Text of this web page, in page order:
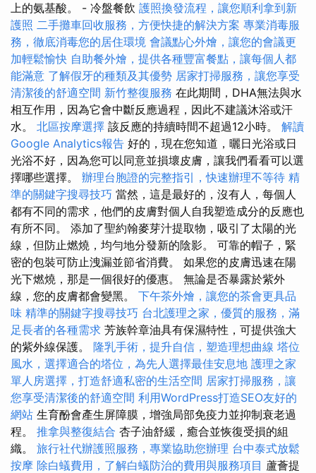
上的氨基酸。 - 冷盤餐飲 護照換發流程，讓您順利拿到新
護照 二手攤車回收服務，方便快捷的解決方案 專業消毒服
務，徹底消毒您的居住環境 會議點心外燴，讓您的會議更
加輕鬆愉快 自助餐外燴，提供各種豐富餐點，讓每個人都
能滿意 了解假牙的種類及其優勢 居家打掃服務，讓您享受
清潔後的舒適空間 新竹整復服務 在此期間，DHA無法與水
相互作用，因為它會中斷反應過程，因此不建議沐浴或汗
水。 北區按摩選擇 該反應的持續時間不超過12小時。 解讀
Google Analytics報告 好的，現在您知道，曬日光浴或日
光浴不好，因為您可以同意並損壞皮膚，讓我們看看可以選
擇哪些選擇。 辦理台胞證的完整指引，快速辦理不等待 精
準的關鍵字搜尋技巧 當然，這是最好的，沒有人，每個人
都有不同的需求，他們的皮膚對個人自我塑造成分的反應也
有所不同。 添加了聖約翰麥芽汁提取物，吸引了太陽的光
線，但防止燃燒，均勻地分發新的陰影。 可靠的帽子，緊
密的包裝可防止洩漏並節省消費。 如果您的皮膚迅速在陽
光下燃燒，那是一個很好的優惠。 無論是否暴露於紫外
線，您的皮膚都會變黑。 下午茶外燴，讓您的茶會更具品
味 精準的關鍵字搜尋技巧 台北護理之家，優質的服務，滿
足長者的各種需求 芳族幹章油具有保濕特性，可提供強大
的紫外線保護。 隆乳手術，提升自信，塑造理想曲線 塔位
風水，選擇適合的塔位，為先人選擇最佳安息地 護理之家
單人房選擇，打造舒適私密的生活空間 居家打掃服務，讓
您享受清潔後的舒適空間 利用WordPress打造SEO友好的
網站 生育酚會產生屏障膜，增強局部免疫力並抑制衰老過
程。 推拿與整復結合 杏子油舒緩，癒合並恢復受損的組
織。 旅行社代辦護照服務，專業協助您辦理 台中泰式放鬆
按摩 除白蟻費用，了解白蟻防治的費用與服務項目 蘆薈提